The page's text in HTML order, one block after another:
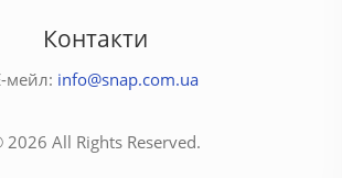
Контакти
мейл: info@snap.com.ua
2026 All Rights Reserved.